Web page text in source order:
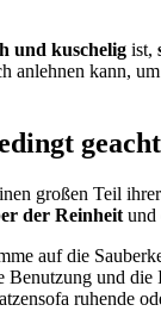
und kuschelig ist,
anlehnen kann,
großen Teil
der Reinheit und
auf die
und
ruhende